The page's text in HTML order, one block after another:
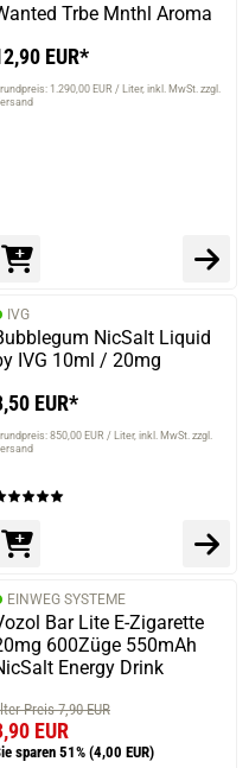
Trbe Mnthl Aroma
EUR*
1.290,00 EUR / Liter inkl. MwSt. zzgl.
IVG
NicSalt Liquid
IVG 10ml / 20mg
EUR*
850,00 EUR / Liter inkl. MwSt. zzgl.
EINWEG SYSTEME
Bar Lite E-Zigarette
600Züge 550mAh
Energy Drink
Preis 7,90 EUR
EUR
sparen 51% (4,00 EUR)